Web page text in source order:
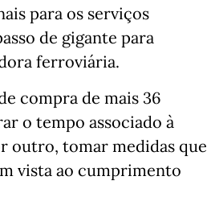
para os serviços
de gigante para
ferroviária.
compra de mais 36
o tempo associado à
outro, tomar medidas que
vista ao cumprimento